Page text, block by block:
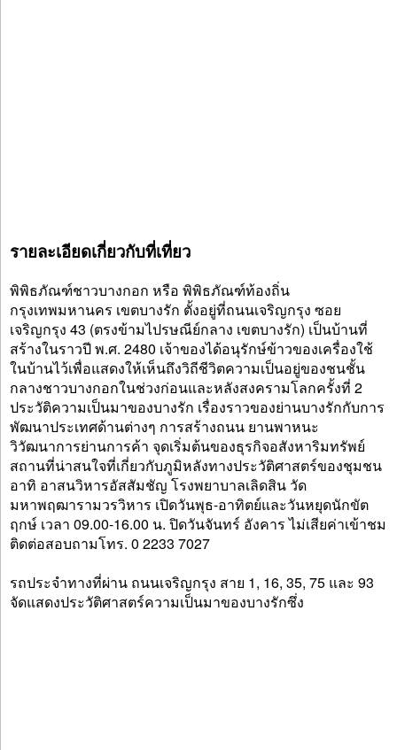
รายละเอียดเกี่ยวกับที่เที่ยว
พิพิธภัณฑ์ชาวบางกอก หรือ พิพิธภัณฑ์ท้องถิ่น
กรุงเทพมหานคร เขตบางรัก ตั้งอยู่ที่ถนนเจริญกรุง ซอย
เจริญกรุง 43 (ตรงข้ามไปรษณีย์กลาง เขตบางรัก) เป็นบ้านที่
สร้างในราวปี พ.ศ. 2480 เจ้าของได้อนุรักษ์ข้าวของเครื่องใช้
ในบ้านไว้เพื่อแสดงให้เห็นถึงวิถีชีวิตความเป็นอยู่ของชนชั้น
กลางชาวบางกอกในช่วงก่อนและหลังสงครามโลกครั้งที่ 2
ประวัติความเป็นมาของบางรัก เรื่องราวของย่านบางรักกับการ
พัฒนาประเทศด้านต่างๆ การสร้างถนน ยานพาหนะ
วิวัฒนาการย่านการค้า จุดเริ่มต้นของธุรกิจอสังหาริมทรัพย์
สถานที่น่าสนใจที่เกี่ยวกับภูมิหลังทางประวัติศาสตร์ของชุมชน
อาทิ อาสนวิหารอัสสัมชัญ โรงพยาบาลเลิดสิน วัด
มหาพฤฒารามวรวิหาร เปิดวันพุธ-อาทิตย์และวันหยุดนักขัต
ฤกษ์ เวลา 09.00-16.00 น. ปิดวันจันทร์ อังคาร ไม่เสียค่าเข้าชม
ติดต่อสอบถามโทร. 0 2233 7027
รถประจำทางที่ผ่าน ถนนเจริญกรุง สาย 1, 16, 35, 75 และ 93
จัดแสดงประวัติศาสตร์ความเป็นมาของบางรักซึ่ง